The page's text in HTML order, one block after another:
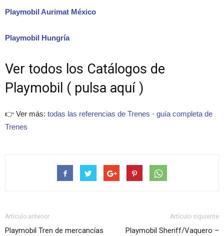
Playmobil Aurimat México
Playmobil Hungría
Ver todos los Catálogos de
Playmobil ( pulsa aquí )
👉 Ver más: todas las referencias de Trenes · guía completa de
Trenes
Artículo anterior
Playmobil Tren de mercancías
Artículo siguiente
Playmobil Sheriff/Vaquero –